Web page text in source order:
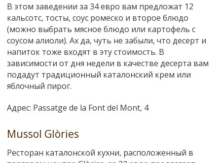
В этом заведении за 34 евро вам предложат 12
кальсотс, тосты, соус ромеско и второе блюдо
(можно выбрать мясное блюдо или картофель с
соусом алиоли). Ах да, чуть не забыли, что десерт и
напиток тоже входят в эту стоимость. В
зависимости от дня недели в качестве десерта вам
подадут традиционный каталонский крем или
яблочный пирог.
Адрес: Passatge de la Font del Mont, 4
Mussol Glòries
Ресторан каталонской кухни, расположенный в